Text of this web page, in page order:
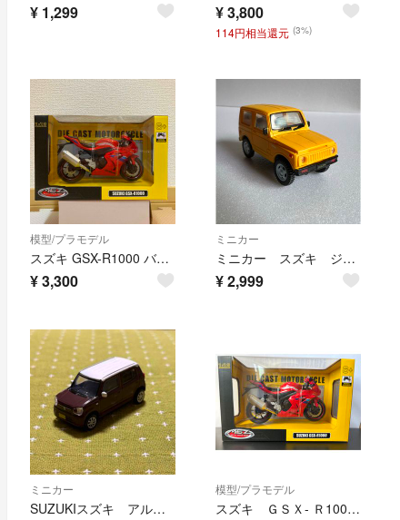
¥ 1,299 ¥3,800
114円相当還元 (3%)
模型/プラモデル
スズキ GSX-R1000 バイク模型 1/12 ダイキャスト ミニカー
¥3,300
ミニカー
ミニカー スズキ ジムニー イエロー 旧車 ビンテージ 美品レア レトロ
¥2,999
ミニカー
SUZUKIスズキ アルト ミニカー
模型/プラモデル
スズキ ＧＳＸ- Ｒ1000 ダイキャスト